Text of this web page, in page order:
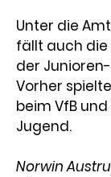
Unter die
fällt auch die
der
Vorher
beim VfB
Jugend.
Norwin